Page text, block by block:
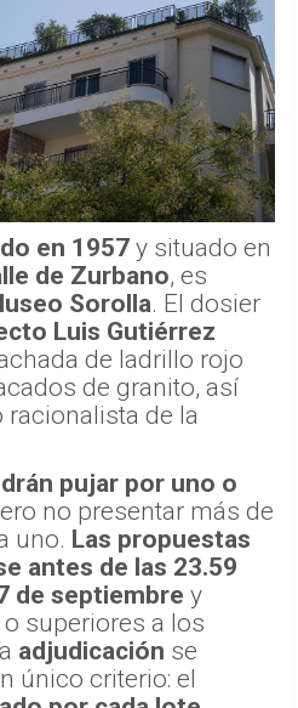
en 1957 y situado en
de Zurbano, es
Sorolla. El dosier
Luis Gutiérrez
de ladrillo rojo
de granito, así
de la
pujar por uno o
no presentar más de
uno. Las propuestas
antes de las 23.59
de septiembre y
superiores a los
adjudicación se
único criterio: el